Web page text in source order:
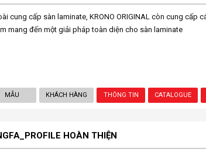
cung cấp sàn laminate, KRONO ORIGINAL còn cung cấp
mang đến một giải pháp toàn diện cho sàn laminate
MẪU KHÁCH HÀNG THÔNG TIN CATALOGUE
HOÀN THIỆN